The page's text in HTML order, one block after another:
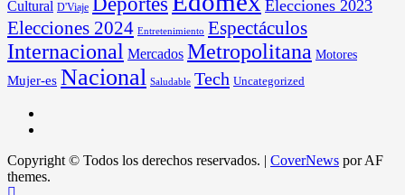
Cultural D'Viaje Elecciones 2023
Elecciones 2024 Entretenimiento Espectáculos
Internacional Mercados Metropolitana Motores
Mujer-es Nacional Saludable Tech Uncategorized
Copyright © Todos los derechos reservados. | CoverNews por AF
themes.